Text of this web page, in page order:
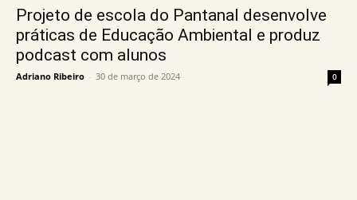
Projeto de escola do Pantanal desenvolve
práticas de Educação Ambiental e produz
podcast com alunos
Adriano Ribeiro - 30 de março de 2024 0